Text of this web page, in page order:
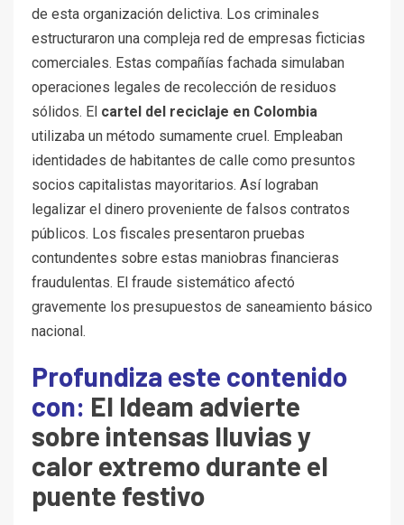
de esta organización delictiva. Los criminales
estructuraron una compleja red de empresas ficticias
comerciales. Estas compañías fachada simulaban
operaciones legales de recolección de residuos
sólidos. El cartel del reciclaje en Colombia
utilizaba un método sumamente cruel. Empleaban
identidades de habitantes de calle como presuntos
socios capitalistas mayoritarios. Así lograban
legalizar el dinero proveniente de falsos contratos
públicos. Los fiscales presentaron pruebas
contundentes sobre estas maniobras financieras
fraudulentas. El fraude sistemático afectó
gravemente los presupuestos de saneamiento básico
nacional.
Profundiza este contenido
con: El Ideam advierte
sobre intensas lluvias y
calor extremo durante el
puente festivo